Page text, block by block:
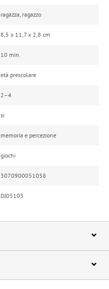
ragazza, ragazzo
8,5 x 11,7 x 2,8 cm
10 min.
età prescolare
2–4
si
memoria e percezione
giochi
3070900051058
DJ05105